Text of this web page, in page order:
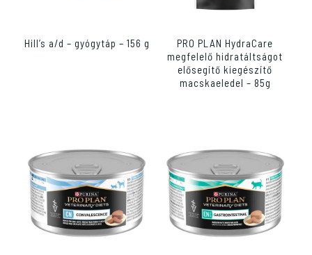
Hill’s a/d – gyógytáp – 156 g
PRO PLAN HydraCare
megfelelő hidratáltságot
elősegítő kiegészítő
macskaeledel – 85g